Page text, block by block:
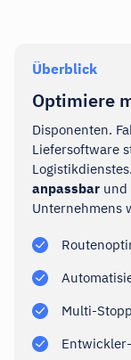
Überblick
Optimiere
Disponenten.
Liefersoftware
anpassbar und
Unternehmens
Multi-